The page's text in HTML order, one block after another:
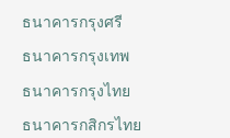
ธนาคารกรุงศรี
ธนาคารกรุงเทพ
ธนาคารกรุงไทย
ธนาคารกสิกรไทย